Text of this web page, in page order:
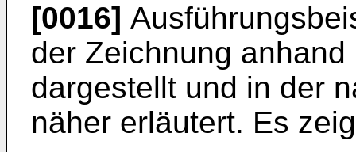
[0016]
der Zeichnung
dargestellt und in der
näher erläutert. Es